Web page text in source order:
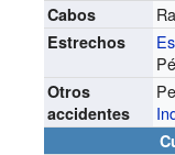
Cabos
Estrechos
Otros
accidentes